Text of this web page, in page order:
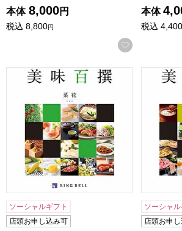
本体 8,000円
税込 8,800円
お気に入り
本体
税込 4,400
美味百撰 菜花【カタログギフト】【贈
ソーシャルギフト
店頭お申し込み可
美味百
ソーシャル
店頭お申